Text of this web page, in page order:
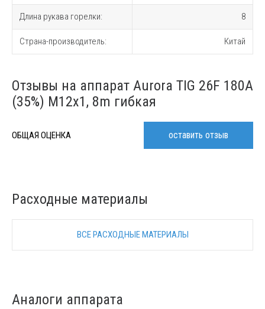
Длина рукава горелки: 8
Страна-производитель: Китай
Отзывы на аппарат Aurora TIG 26F 180A
(35%) M12x1, 8m гибкая
ОБЩАЯ ОЦЕНКА оставить отзыв
Расходные материалы
ВСЕ РАСХОДНЫЕ МАТЕРИАЛЫ
Аналоги аппарата